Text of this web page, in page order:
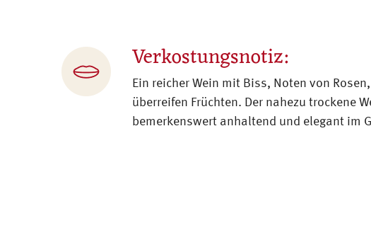
Verkostungsnotiz:
Ein reicher Wein mit Biss, Noten von
überreifen Früchten. Der nahezu trockene
bemerkenswert anhaltend und elegant im